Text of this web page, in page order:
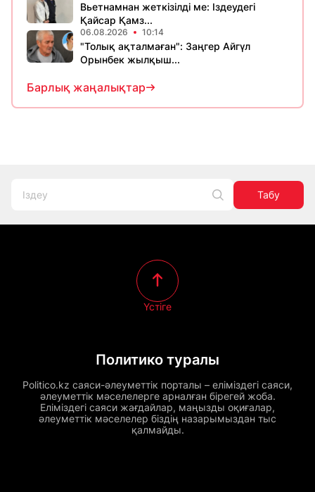
Вьетнамнан жеткізілді ме: Іздеудегі
Қайсар Қамз...
06.08.2026 10:14
"Толық ақталмаған": Заңгер Айгүл
Орынбек жылқыш...
Барлық жаңалықтар
Табу
Политико туралы
Politico.kz саяси-әлеуметтік порталы – еліміздегі саяси,
әлеуметтік мәселелерге арналған бірегей жоба.
Еліміздегі саяси жағдайлар, маңызды оқиғалар,
әлеуметтік мәселелер біздің назарымыздан тыс
қалмайды.
Үстіге